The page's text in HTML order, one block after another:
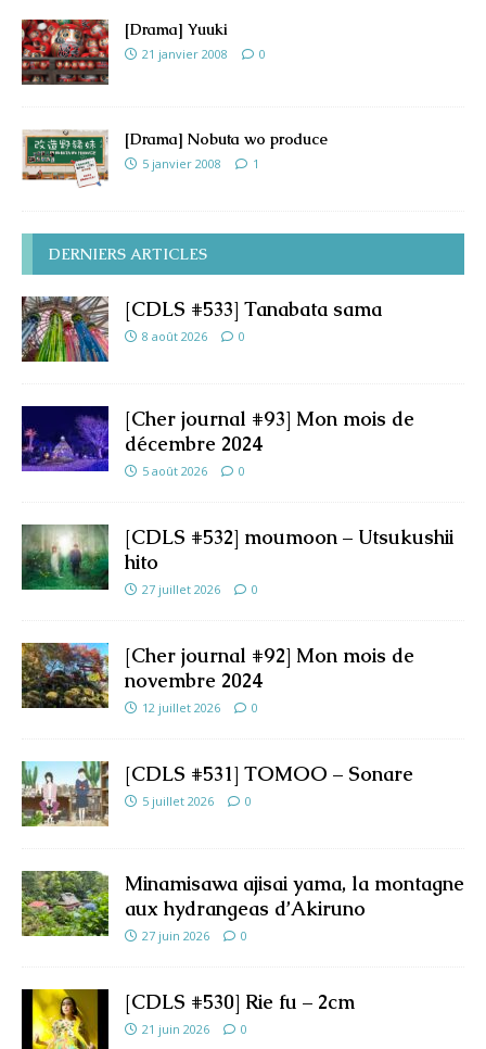
[Drama] Yuuki
21 janvier 2008 0
[Drama] Nobuta wo produce
5 janvier 2008 1
DERNIERS ARTICLES
[CDLS #533] Tanabata sama
8 août 2026 0
[Cher journal #93] Mon mois de
décembre 2024
5 août 2026 0
[CDLS #532] moumoon – Utsukushii
hito
27 juillet 2026 0
[Cher journal #92] Mon mois de
novembre 2024
12 juillet 2026 0
[CDLS #531] TOMOO – Sonare
5 juillet 2026 0
Minamisawa ajisai yama, la montagne
aux hydrangeas d’Akiruno
27 juin 2026 0
[CDLS #530] Rie fu – 2cm
21 juin 2026 0